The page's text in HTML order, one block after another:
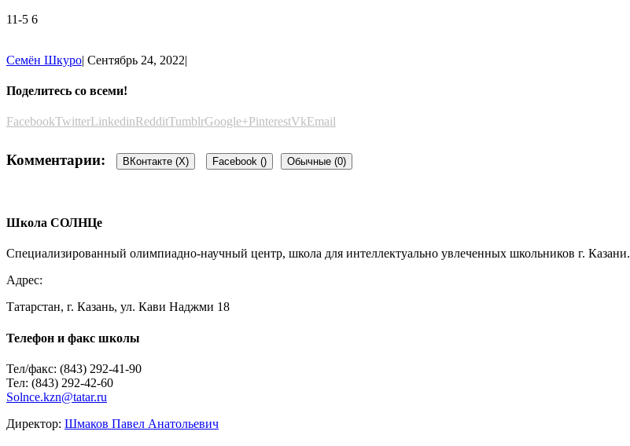
11-5 6
Семён Шкуро| Сентябрь 24, 2022|
Поделитесь со всеми!
FacebookTwitterLinkedinRedditTumblrGoogle+PinterestVkEmail
Комментарии: ВКонтакте (X) Facebook () Обычные (0)
Добавить комментарий
Пользуетесь соц.сетью?
Ваш e-mail не будет опубликован.
Школа СОЛНЦе
Специализированный олимпиадно-научный центр, школа для интеллектуально увлеченных школьников г. Казани.
Адрес:
Татарстан, г. Казань, ул. Кави Наджми 18
Телефон и факс школы
Тел/факс: (843) 292-41-90
Тел: (843) 292-42-60
Solnce.kzn@tatar.ru
Директор: Шмаков Павел Анатольевич